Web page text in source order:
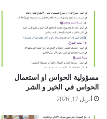
مسؤولية الحواس او استعمال
الحواس في الخير و الشر
أبريل 17, 2026